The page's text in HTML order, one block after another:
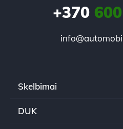
+370600
Skelbimai
DUK